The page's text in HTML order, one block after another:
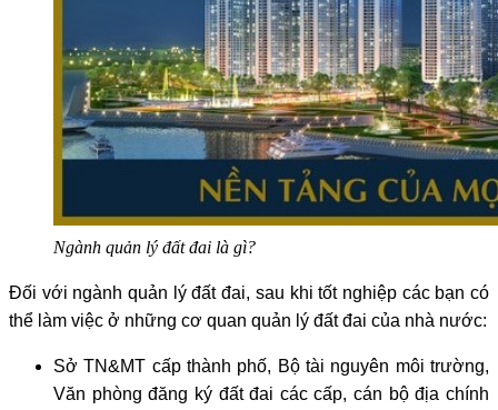
Ngành quản lý đất đai là gì?
Đối với ngành quản lý đất đai, sau khi tốt nghiệp các bạn có
thể làm việc ở những cơ quan quản lý đất đai của nhà nước:
Sở TN&MT cấp thành phố, Bộ tài nguyên môi trường,
Văn phòng đăng ký đất đai các cấp, cán bộ địa chính